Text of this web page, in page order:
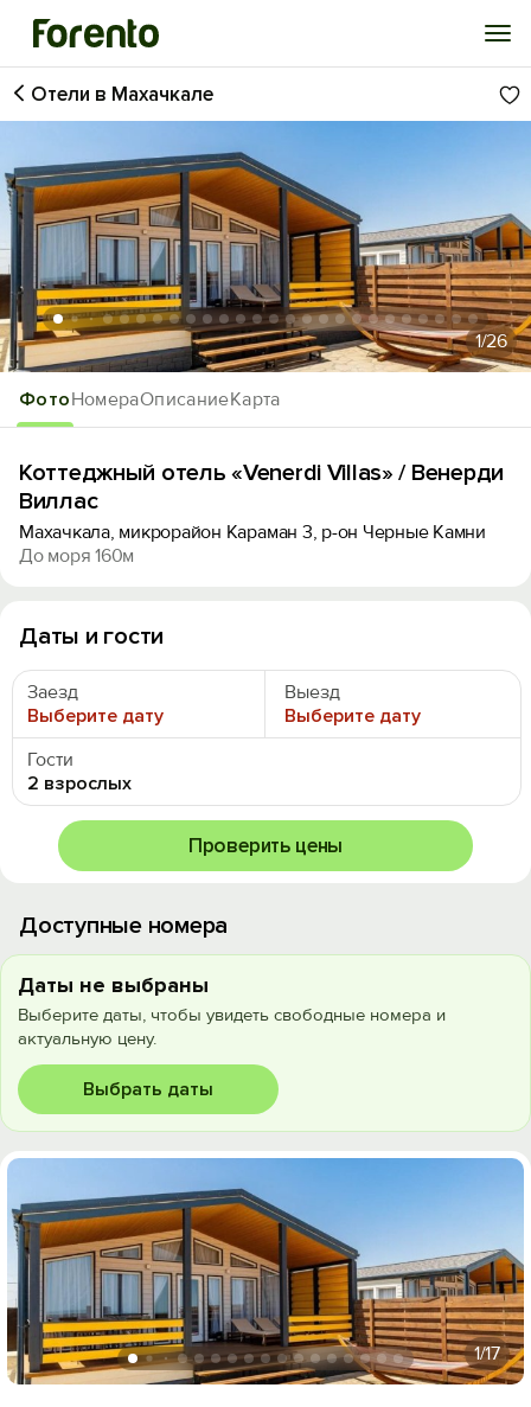
Войти
Избранное
История просмотра
Добавить свой объект
ФотоНомераОписаниеКарта
Отели в Махачкале
1/26
Коттеджный отель «Venerdi Villas» / Венерди
Виллас
Махачкала, микрорайон Караман 3, р-он Черные Камни
До моря 160м
Даты и гости
Заезд
Выберите дату
Выезд
Выберите дату
Гости
2 взрослых
Проверить цены
Доступные номера
Даты не выбраны
Выберите даты, чтобы увидеть свободные номера и
актуальную цену.
Выбрать даты
1/17